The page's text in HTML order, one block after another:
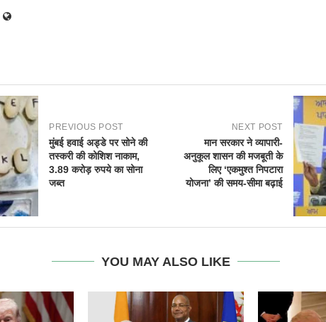
PREVIOUS POST
मुंबई हवाई अड्डे पर सोने की
तस्करी की कोशिश नाकाम,
3.89 करोड़ रुपये का सोना
जब्त
NEXT POST
मान सरकार ने व्यापारी-
अनुकूल शासन की मजबूती के
लिए ‘एकमुश्त निपटारा
योजना’ की समय-सीमा बढ़ाई
YOU MAY ALSO LIKE